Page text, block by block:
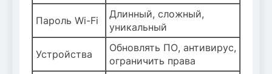
Пароль Wi-Fi
Длинный, сложный,
уникальный
Устройства
Обновлять ПО, антивирус,
ограничить права